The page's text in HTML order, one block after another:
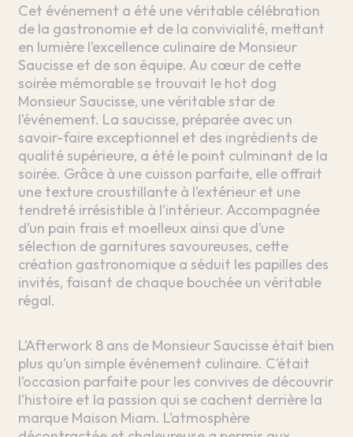
Cet événement a été une véritable célébration
de la gastronomie et de la convivialité, mettant
en lumière l’excellence culinaire de Monsieur
Saucisse et de son équipe. Au cœur de cette
soirée mémorable se trouvait le hot dog
Monsieur Saucisse, une véritable star de
l’événement. La saucisse, préparée avec un
savoir-faire exceptionnel et des ingrédients de
qualité supérieure, a été le point culminant de la
soirée. Grâce à une cuisson parfaite, elle offrait
une texture croustillante à l’extérieur et une
tendreté irrésistible à l’intérieur. Accompagnée
d’un pain frais et moelleux ainsi que d’une
sélection de garnitures savoureuses, cette
création gastronomique a séduit les papilles des
invités, faisant de chaque bouchée un véritable
régal.
L’Afterwork 8 ans de Monsieur Saucisse était bien
plus qu’un simple événement culinaire. C’était
l’occasion parfaite pour les convives de découvrir
l’histoire et la passion qui se cachent derrière la
marque Maison Miam. L’atmosphère